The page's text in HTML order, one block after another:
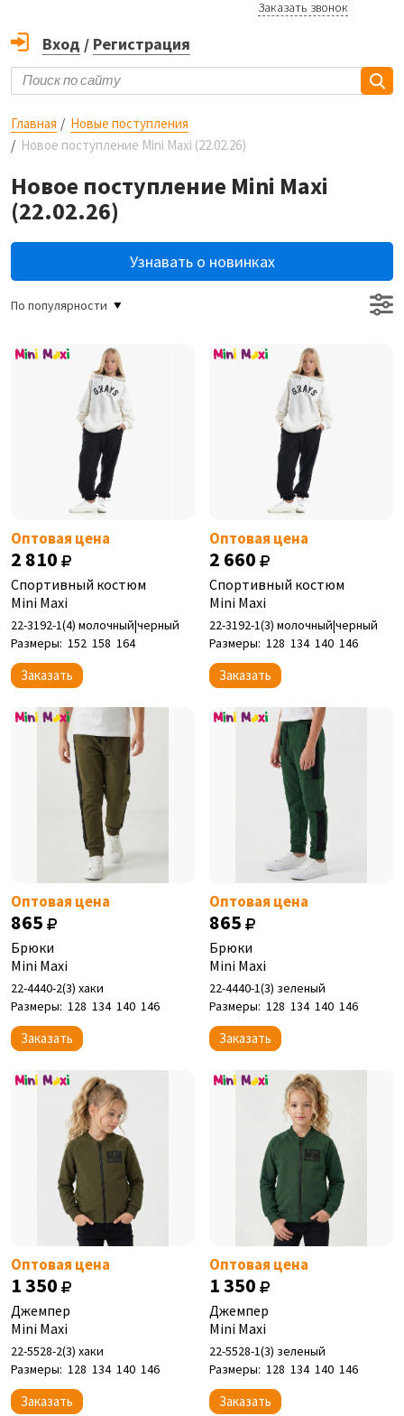
Заказать звонок
Вход / Регистрация
Главная
Новые поступления
Новое поступление Mini Maxi (22.02.26)
Новое поступление Mini Maxi
(22.02.26)
Узнавать о новинках
По популярности
Оптовая цена
2 810
Спортивный костюм
Mini Maxi
22-3192-1(4) молочный|черный
Размеры: 152 158 164
Заказать
Оптовая цена
2 660
Спортивный костюм
Mini Maxi
22-3192-1(3) молочный|черный
Размеры: 128 134 140 146
Заказать
Оптовая цена
865
Брюки
Mini Maxi
22-4440-2(3) хаки
Размеры: 128 134 140 146
Заказать
Оптовая цена
865
Брюки
Mini Maxi
22-4440-1(3) зеленый
Размеры: 128 134 140 146
Заказать
Оптовая цена
1 350
Джемпер
Mini Maxi
22-5528-2(3) хаки
Размеры: 128 134 140 146
Заказать
Оптовая цена
1 350
Джемпер
Mini Maxi
22-5528-1(3) зеленый
Размеры: 128 134 140 146
Заказать